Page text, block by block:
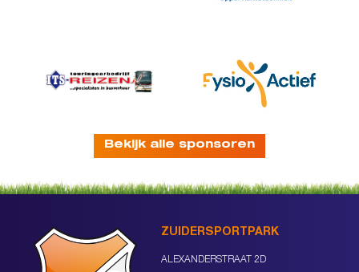
Bekijk alle sponsoren
ZUIDERSPORTPARK
ALEXANDERSTRAAT 2D